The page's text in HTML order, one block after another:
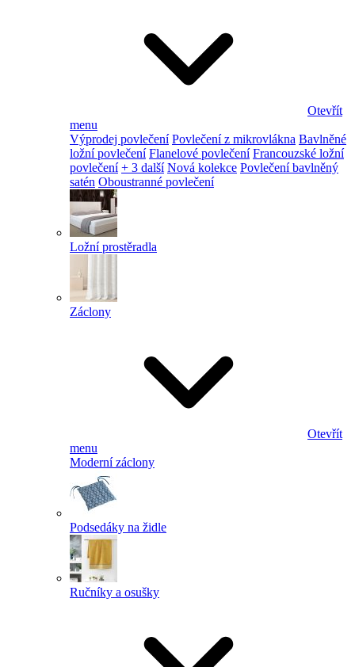
Otevřít
menu
Výprodej povlečení Povlečení z mikrovlákna Bavlněné
ložní povlečení Flanelové povlečení Francouzské ložní
povlečení + 3 další Nová kolekce Povlečení bavlněný
satén Oboustranné povlečení
Ložní prostěradla
Záclony
Otevřít
menu
Moderní záclony
Podsedáky na židle
Ručníky a osušky